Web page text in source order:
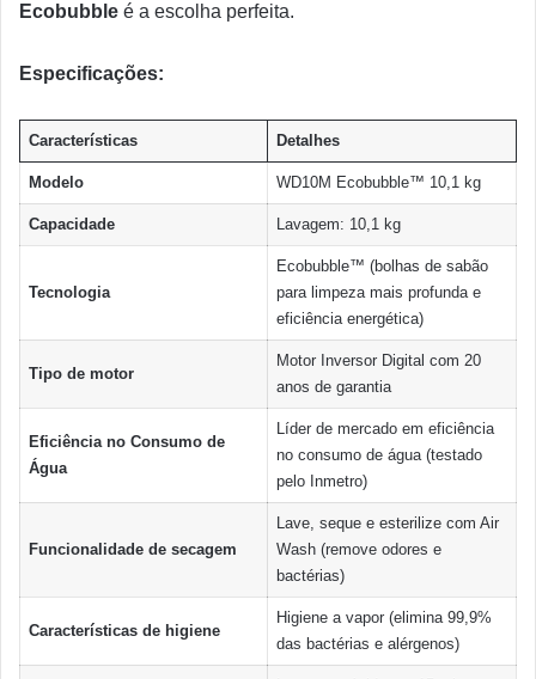
Ecobubble é a escolha perfeita.
Especificações:
Características Detalhes
Modelo WD10M Ecobubble™ 10,1 kg
Capacidade Lavagem: 10,1 kg
Tecnologia
Ecobubble™ (bolhas de sabão
para limpeza mais profunda e
eficiência energética)
Tipo de motor
Motor Inversor Digital com 20
anos de garantia
Eficiência no Consumo de
Água
Líder de mercado em eficiência
no consumo de água (testado
pelo Inmetro)
Funcionalidade de secagem
Lave, seque e esterilize com Air
Wash (remove odores e
bactérias)
Características de higiene
Higiene a vapor (elimina 99,9%
das bactérias e alérgenos)